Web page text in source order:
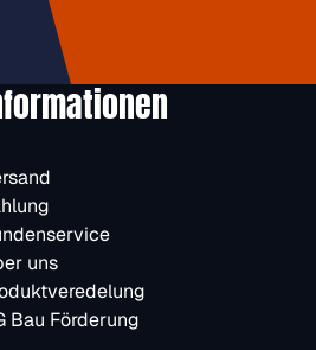
uns
Bau Förderung